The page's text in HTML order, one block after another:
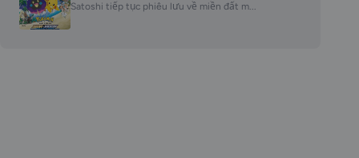
Satoshi tiếp tục phiêu lưu về miền đất m...